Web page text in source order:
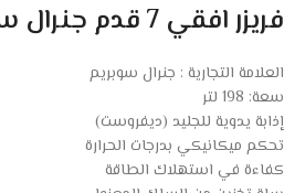
فريزر افقي 7 قدم جنرال سوبريم – أبيض :
العلامة التجارية : جنرال سوبريم
سعة: 198 لتر
إذابة يدوية للجليد (ديفروست)
تحكم ميكانيكي بدرجات الحرارة
كفاءة في استهلاك الطاقة